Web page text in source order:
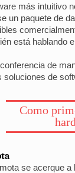
más intuitivo
un paquete de
está hablando
de
de
Como
se acerque